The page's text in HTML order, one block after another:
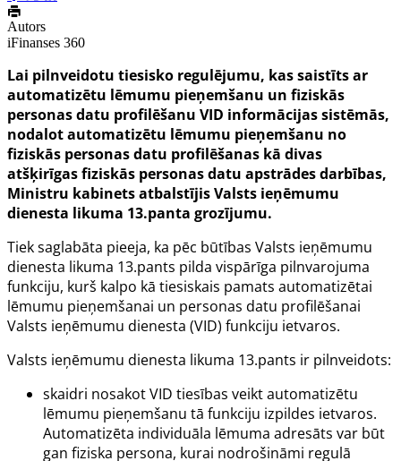
Autors
iFinanses 360
Lai pilnveidotu tiesisko regulējumu, kas saistīts ar
automatizētu lēmumu pieņemšanu un fiziskās
personas datu profilēšanu VID informācijas sistēmās,
nodalot automatizētu lēmumu pieņemšanu no
fiziskās personas datu profilēšanas kā divas
atšķirīgas fiziskās personas datu apstrādes darbības,
Ministru kabinets atbalstījis Valsts ieņēmumu
dienesta likuma 13.panta grozījumu.
Tiek saglabāta pieeja, ka pēc būtības Valsts ieņēmumu
dienesta likuma 13.pants pilda vispārīga pilnvarojuma
funkciju, kurš kalpo kā tiesiskais pamats automatizētai
lēmumu pieņemšanai un personas datu profilēšanai
Valsts ieņēmumu dienesta (VID) funkciju ietvaros.
Valsts ieņēmumu dienesta likuma 13.pants ir pilnveidots:
skaidri nosakot VID tiesības veikt automatizētu
lēmumu pieņemšanu tā funkciju izpildes ietvaros.
Automatizēta individuāla lēmuma adresāts var būt
gan fiziska persona, kurai nodrošināmi regulā